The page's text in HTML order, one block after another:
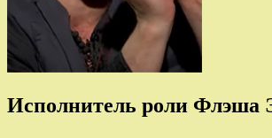
Исполнитель роли Флэша